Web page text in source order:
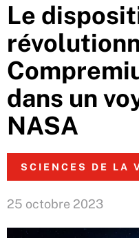
Le
dans un
NASA
SCIENCES DE LA
25 octobre 2023